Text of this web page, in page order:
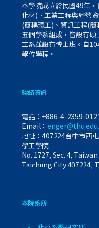
本學院成立於民國49年
化材)、工業工程與經營
(簡稱環工)、資訊工程(
五個學系組成，皆設有
工系並設有博士班。自
學位學程。
聯絡資訊
電話： +886-4-2359-
Email：
地址：407224台中市西
學工學院
No. 1727, Sec. 4,
Taichung City 407224,
本院系所